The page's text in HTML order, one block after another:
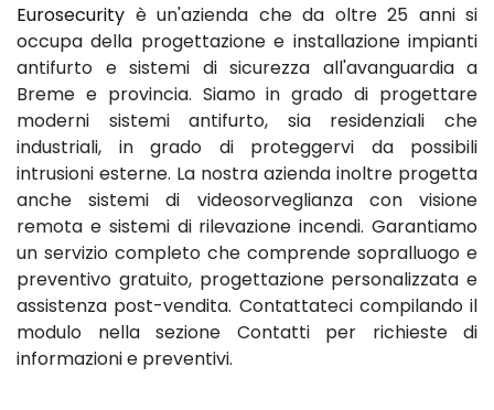
Eurosecurity è un'azienda che da oltre 25 anni si
occupa della progettazione e installazione impianti
antifurto e sistemi di sicurezza all'avanguardia a
Breme e provincia. Siamo in grado di progettare
moderni sistemi antifurto, sia residenziali che
industriali, in grado di proteggervi da possibili
intrusioni esterne. La nostra azienda inoltre progetta
anche sistemi di videosorveglianza con visione
remota e sistemi di rilevazione incendi. Garantiamo
un servizio completo che comprende sopralluogo e
preventivo gratuito, progettazione personalizzata e
assistenza post-vendita. Contattateci compilando il
modulo nella sezione Contatti per richieste di
informazioni e preventivi.